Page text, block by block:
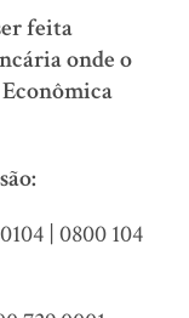
feita
onde o
| 0800 104